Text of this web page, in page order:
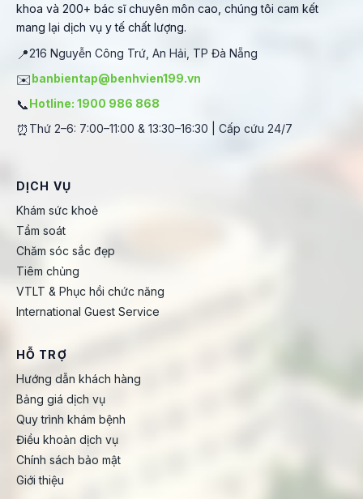
khoa và 200+ bác sĩ chuyên môn cao, chúng tôi cam kết
mang lại dịch vụ y tế chất lượng.
📍216 Nguyễn Công Trứ, An Hải, TP Đà Nẵng
✉️banbientap@benhvien199.vn
📞Hotline: 1900 986 868
⏰ Thứ 2–6: 7:00–11:00 & 13:30–16:30 | Cấp cứu 24/7
DỊCH VỤ
Khám sức khoẻ
Tầm soát
Chăm sóc sắc đẹp
Tiêm chủng
VTLT & Phục hồi chức năng
International Guest Service
HỖ TRỢ
Hướng dẫn khách hàng
Bảng giá dịch vụ
Quy trình khám bệnh
Điều khoản dịch vụ
Chính sách bảo mật
Giới thiệu